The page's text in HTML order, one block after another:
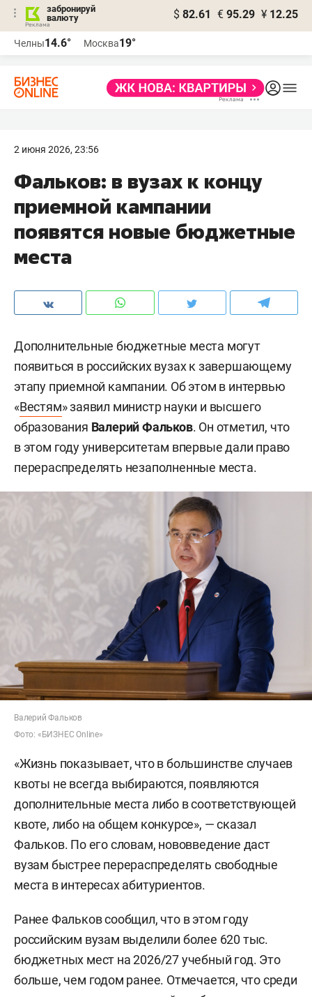
забронируй
валюту
$ 82.61 € 95.29 ¥ 12.25
Челны14.6° Москва19°
2 июня 2026, 23:56
Фальков: в вузах к концу
приемной кампании
появятся новые бюджетные
места
Дополнительные бюджетные места могут
появиться в российских вузах к завершающему
этапу приемной кампании. Об этом в интервью
«Вестям» заявил министр науки и высшего
образования Валерий Фальков. Он отметил, что
в этом году университетам впервые дали право
перераспределять незаполненные места.
Валерий Фальков
Фото: «БИЗНЕС Online»
«Жизнь показывает, что в большинстве случаев
квоты не всегда выбираются, появляются
дополнительные места либо в соответствующей
квоте, либо на общем конкурсе», — сказал
Фальков. По его словам, нововведение даст
вузам быстрее перераспределять свободные
места в интересах абитуриентов.
Ранее Фальков сообщил, что в этом году
российским вузам выделили более 620 тыс.
бюджетных мест на 2026/27 учебный год. Это
больше, чем годом ранее. Отмечается, что среди